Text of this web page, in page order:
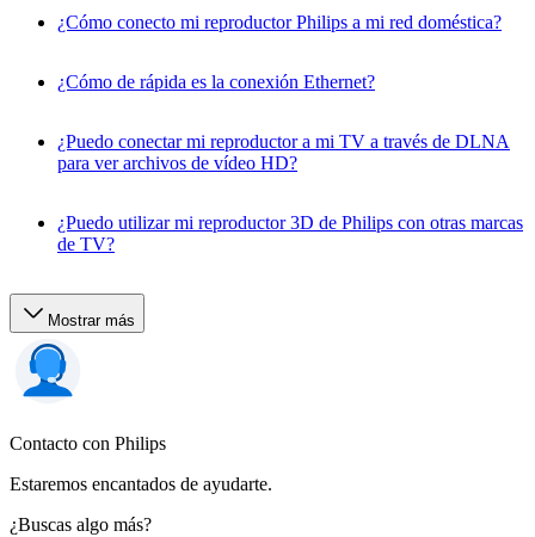
¿Cómo conecto mi reproductor Philips a mi red doméstica?
¿Cómo de rápida es la conexión Ethernet?
¿Puedo conectar mi reproductor a mi TV a través de DLNA
para ver archivos de vídeo HD?
¿Puedo utilizar mi reproductor 3D de Philips con otras marcas
de TV?
Mostrar más
Contacto con Philips
Estaremos encantados de ayudarte.
¿Buscas algo más?